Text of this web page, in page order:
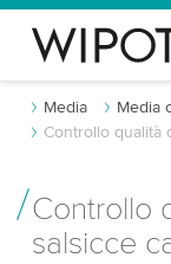
Media Media
Controllo qualità
Controllo
salsicce